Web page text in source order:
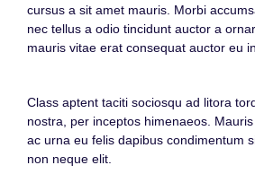
cursus a sit amet mauris. Morbi
nec tellus a odio tincidunt auctor a
mauris vitae erat consequat auctor eu
Class aptent taciti sociosqu ad litora
nostra, per inceptos himenaeos.
ac urna eu felis dapibus condimentum
non neque elit.